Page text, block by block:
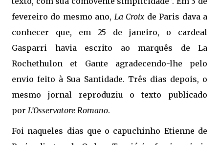
fevereiro do mesmo ano, La Croix de Paris dava a
conhecer que, em 25 de janeiro, o cardeal
Gasparri havia escrito ao marquês de La
Rochethulon et Gante agradecendo-lhe pelo
envio feito à Sua Santidade. Três dias depois, o
mesmo jornal reproduziu o texto publicado
por L’Osservatore Romano.
Foi naqueles dias que o capuchinho Etienne de